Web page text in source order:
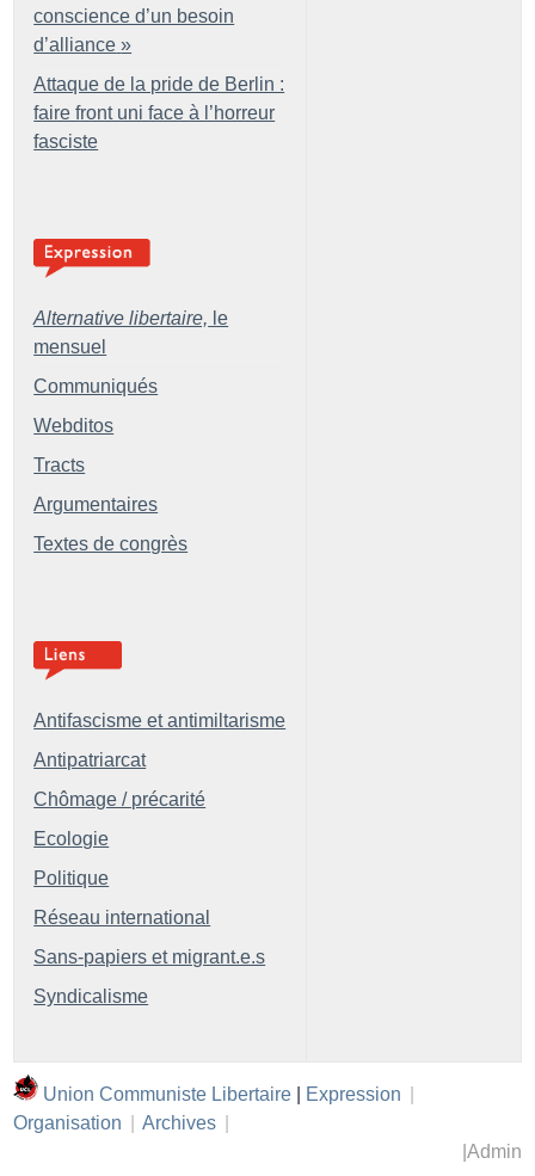
conscience d’un besoin
d’alliance »
Attaque de la pride de Berlin :
faire front uni face à l’horreur
fasciste
Alternative libertaire, le
mensuel
Communiqués
Webditos
Tracts
Argumentaires
Textes de congrès
Antifascisme et antimiltarisme
Antipatriarcat
Chômage / précarité
Ecologie
Politique
Réseau international
Sans-papiers et migrant.e.s
Syndicalisme
Union Communiste Libertaire Expression
Organisation
Archives
Admin